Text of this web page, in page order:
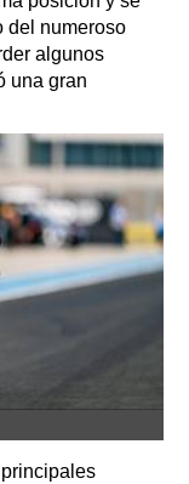
del numeroso
algunos
una gran